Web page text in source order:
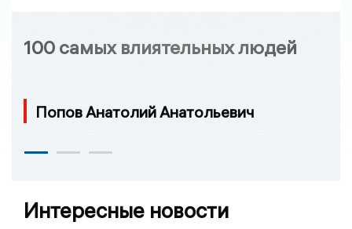
100 самых влиятельных людей
Попов Анатолий Анатольевич
Интересные новости